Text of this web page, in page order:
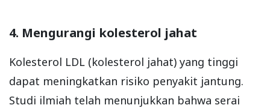
4. Mengurangi kolesterol jahat
Kolesterol LDL (kolesterol jahat) yang tinggi
dapat meningkatkan risiko penyakit jantung.
Studi ilmiah telah menunjukkan bahwa serai